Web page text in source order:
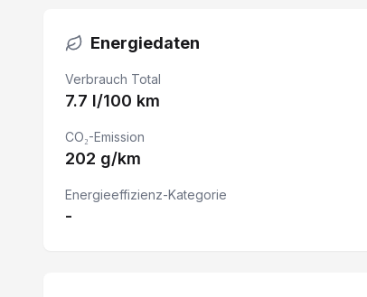
Rückfahrwarner
Geschwindigkeitsregelanlage
Müdigkeitswarner
eCall
Energiedaten
Verbrauch Total
7.7 l/100 km
CO₂-Emission
202 g/km
Energieeffizienz-Kategorie
-